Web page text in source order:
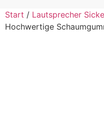
Start / Lautsprecher
Hochwertige